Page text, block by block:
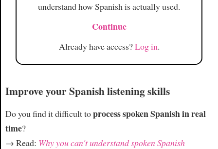
understand how Spanish is actually used.
Continue
Already have access?Log in.
Improve your Spanish listening skills
Do you find it difficult toprocess spoken Spanish in real
time?
→ Read: Why you can't understand spoken Spanish